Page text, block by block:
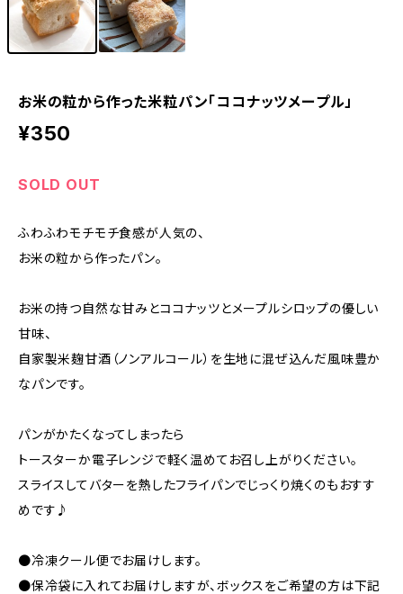
お米の粒から作った米粒パン「ココナッツメープル」
¥350
SOLD OUT
ふわふわモチモチ食感が人気の、
お米の粒から作ったパン。
お米の持つ自然な甘みとココナッツとメープルシロップの優しい
甘味、
自家製米麹甘酒（ノンアルコール）を生地に混ぜ込んだ風味豊か
なパンです。
パンがかたくなってしまったら
トースターか電子レンジで軽く温めてお召し上がりください。
スライスしてバターを熱したフライパンでじっくり焼くのもおすす
めです♪
●冷凍クール便でお届けします。
●保冷袋に入れてお届けしますが、ボックスをご希望の方は下記